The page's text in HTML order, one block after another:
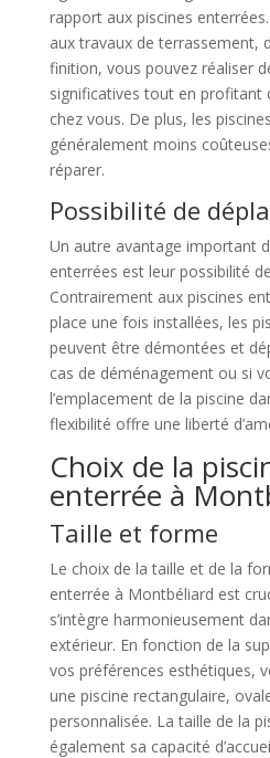
rapport aux piscines
aux travaux de terrassement,
finition, vous pouvez réaliser
significatives tout en profitant
chez vous. De plus, les
généralement moins
réparer.
Possibilité de
Un autre avantage important
enterrées est leur possibilité
Contrairement aux piscines
place une fois installées, les
peuvent être démontées et
cas de déménagement ou si
l’emplacement de la piscine
flexibilité offre une liberté
Choix de la
enterrée à
Taille et forme
Le choix de la taille et de la
enterrée à Montbéliard est
s’intègre harmonieusement
extérieur. En fonction de la
vos préférences esthétiques,
une piscine rectangulaire,
personnalisée. La taille de la
également sa capacité